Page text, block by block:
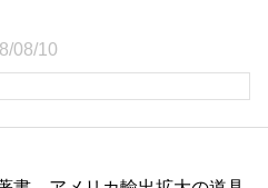
08/10